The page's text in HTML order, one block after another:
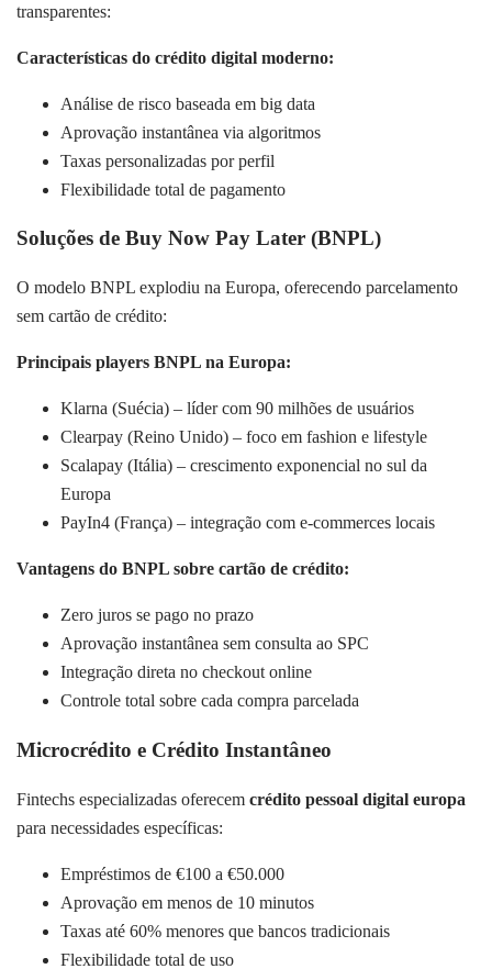
transparentes:
Características do crédito digital moderno:
Análise de risco baseada em big data
Aprovação instantânea via algoritmos
Taxas personalizadas por perfil
Flexibilidade total de pagamento
Soluções de Buy Now Pay Later (BNPL)
O modelo BNPL explodiu na Europa, oferecendo parcelamento
sem cartão de crédito:
Principais players BNPL na Europa:
Klarna (Suécia) – líder com 90 milhões de usuários
Clearpay (Reino Unido) – foco em fashion e lifestyle
Scalapay (Itália) – crescimento exponencial no sul da
Europa
PayIn4 (França) – integração com e-commerces locais
Vantagens do BNPL sobre cartão de crédito:
Zero juros se pago no prazo
Aprovação instantânea sem consulta ao SPC
Integração direta no checkout online
Controle total sobre cada compra parcelada
Microcrédito e Crédito Instantâneo
Fintechs especializadas oferecem crédito pessoal digital europa
para necessidades específicas:
Empréstimos de €100 a €50.000
Aprovação em menos de 10 minutos
Taxas até 60% menores que bancos tradicionais
Flexibilidade total de uso